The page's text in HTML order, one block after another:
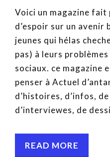
Voici un magazine fait
d’espoir sur un avenir
jeunes qui hélas
pas) à leurs
sociaux. ce magazine
penser à Actuel
d’histoires, d’infos,
d’interviewes, de
READ MORE